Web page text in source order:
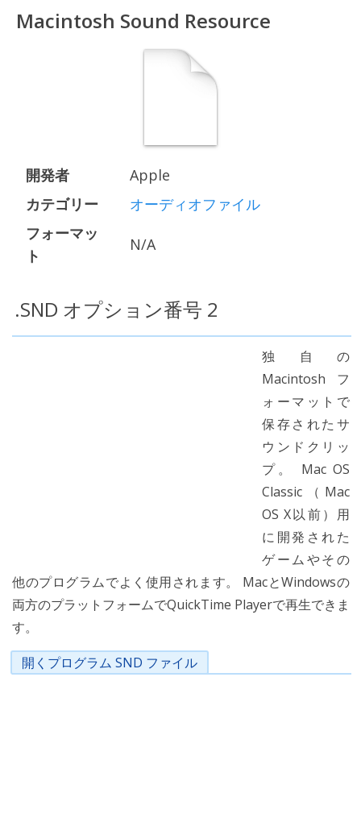
Macintosh Sound Resource
開発者
Apple
カテゴリー
オーディオファイル
フォーマッ
ト
N/A
.SND オプション番号 2
独自の
Macintoshフ
ォーマットで
保存されたサ
ウンドクリッ
プ。 Mac OS
Classic（Mac
OS X以前）用
に開発された
ゲームやその
他のプログラムでよく使用されます。 MacとWindowsの
両方のプラットフォームでQuickTime Playerで再生できま
す。
開くプログラム SND ファイル